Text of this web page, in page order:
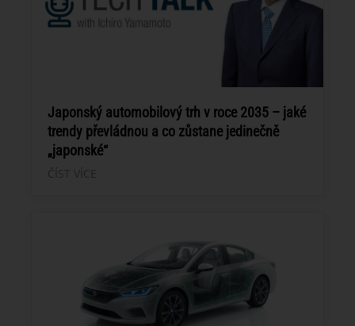
Japonský automobilový trh v roce 2035 – jaké
trendy převládnou a co zůstane jedinečně
„japonské“